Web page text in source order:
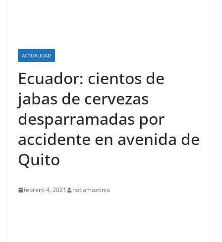
ACTUALIDAD
Ecuador: cientos de
jabas de cervezas
desparramadas por
accidente en avenida de
Quito
febrero 4, 2021 notiamazonia